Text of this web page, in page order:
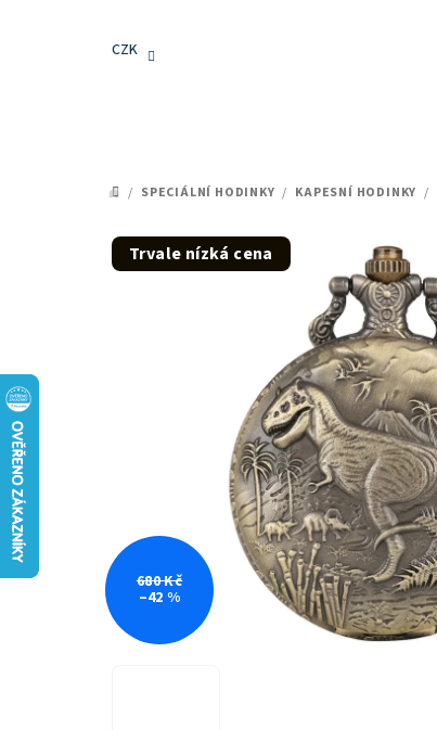
CZK
DOMŮ
/ SPECIÁLNÍ HODINKY / KAPESNÍ HODINKY /
Trvale nízká cena
680 Kč
–42 %